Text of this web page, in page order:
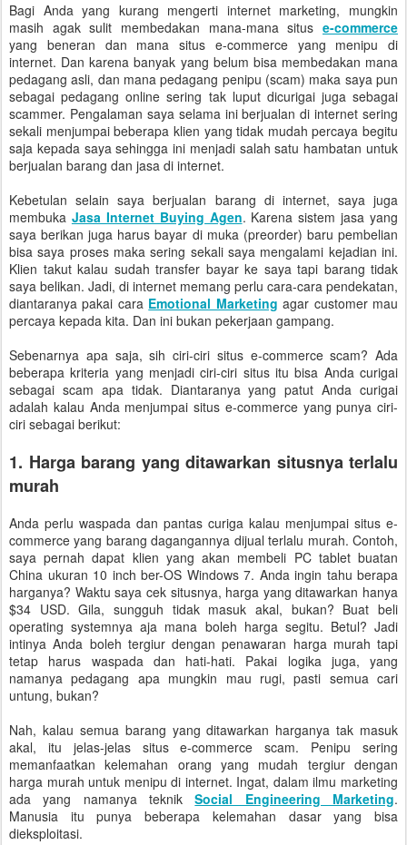
Bagi Anda yang kurang mengerti internet marketing, mungkin
masih agak sulit membedakan mana-mana situs e-commerce
yang beneran dan mana situs e-commerce yang menipu di
internet. Dan karena banyak yang belum bisa membedakan mana
pedagang asli, dan mana pedagang penipu (scam) maka saya pun
sebagai pedagang online sering tak luput dicurigai juga sebagai
scammer. Pengalaman saya selama ini berjualan di internet sering
sekali menjumpai beberapa klien yang tidak mudah percaya begitu
saja kepada saya sehingga ini menjadi salah satu hambatan untuk
berjualan barang dan jasa di internet.
Kebetulan selain saya berjualan barang di internet, saya juga
membuka Jasa Internet Buying Agen. Karena sistem jasa yang
saya berikan juga harus bayar di muka (preorder) baru pembelian
bisa saya proses maka sering sekali saya mengalami kejadian ini.
Klien takut kalau sudah transfer bayar ke saya tapi barang tidak
saya belikan. Jadi, di internet memang perlu cara-cara pendekatan,
diantaranya pakai cara Emotional Marketing agar customer mau
percaya kepada kita. Dan ini bukan pekerjaan gampang.
Sebenarnya apa saja, sih ciri-ciri situs e-commerce scam? Ada
beberapa kriteria yang menjadi ciri-ciri situs itu bisa Anda curigai
sebagai scam apa tidak. Diantaranya yang patut Anda curigai
adalah kalau Anda menjumpai situs e-commerce yang punya ciri-
ciri sebagai berikut:
1. Harga barang yang ditawarkan situsnya terlalu
murah
Anda perlu waspada dan pantas curiga kalau menjumpai situs e-
commerce yang barang dagangannya dijual terlalu murah. Contoh,
saya pernah dapat klien yang akan membeli PC tablet buatan
China ukuran 10 inch ber-OS Windows 7. Anda ingin tahu berapa
harganya? Waktu saya cek situsnya, harga yang ditawarkan hanya
$34 USD. Gila, sungguh tidak masuk akal, bukan? Buat beli
operating systemnya aja mana boleh harga segitu. Betul? Jadi
intinya Anda boleh tergiur dengan penawaran harga murah tapi
tetap harus waspada dan hati-hati. Pakai logika juga, yang
namanya pedagang apa mungkin mau rugi, pasti semua cari
untung, bukan?
Nah, kalau semua barang yang ditawarkan harganya tak masuk
akal, itu jelas-jelas situs e-commerce scam. Penipu sering
memanfaatkan kelemahan orang yang mudah tergiur dengan
harga murah untuk menipu di internet. Ingat, dalam ilmu marketing
ada yang namanya teknikSocial Engineering Marketing.
Manusia itu punya beberapa kelemahan dasar yang bisa
dieksploitasi.